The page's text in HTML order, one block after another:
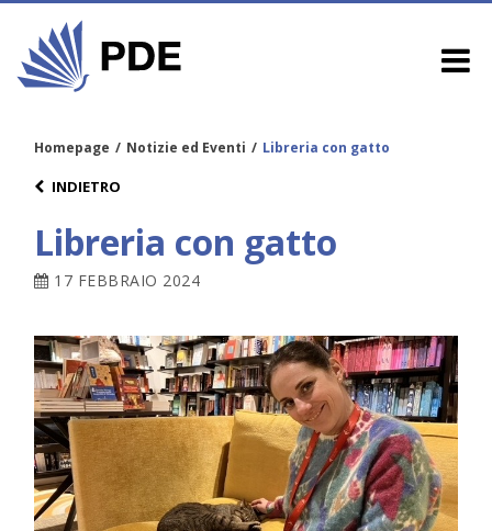
Homepage / Notizie ed Eventi / Libreria con gatto
INDIETRO
Libreria con gatto
17 FEBBRAIO 2024